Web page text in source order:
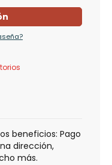
beneficios: Pago
dirección,
más.